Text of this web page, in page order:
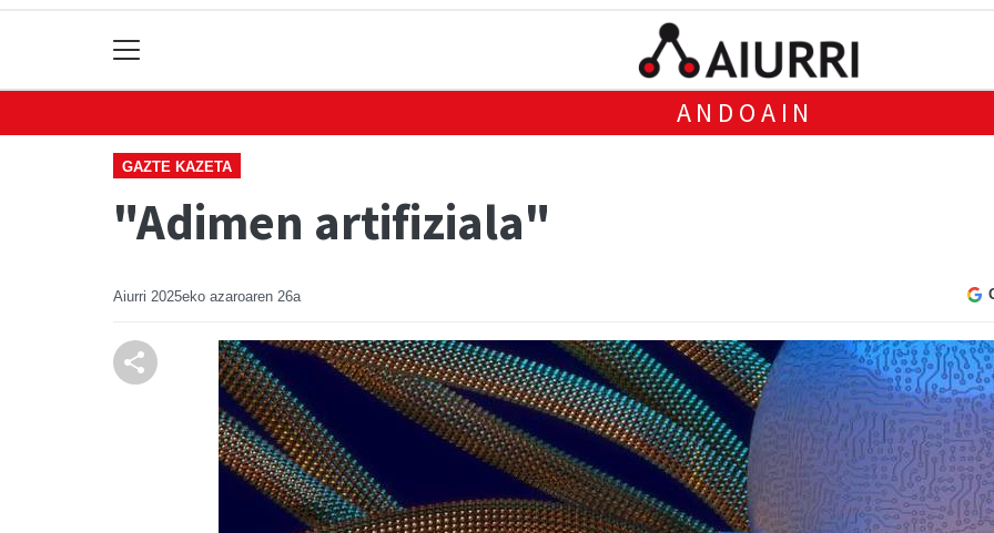
ANDOAIN
GAZTE KAZETA
"Adimen artifiziala"
Aiurri 2025eko azaroaren 26a